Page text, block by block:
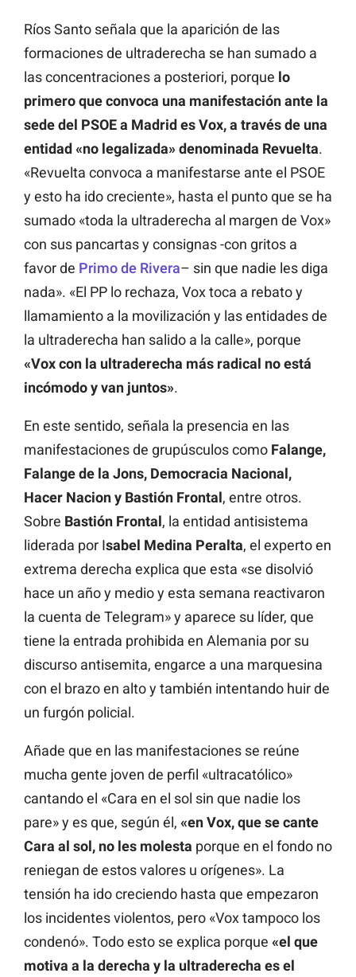
Ríos Santo señala que la aparición de las
formaciones de ultraderecha se han sumado a
las concentraciones a posteriori, porque lo
primero que convoca una manifestación ante la
sede del PSOE a Madrid es Vox, a través de una
entidad «no legalizada» denominada Revuelta.
«Revuelta convoca a manifestarse ante el PSOE
y esto ha ido creciente», hasta el punto que se ha
sumado «toda la ultraderecha al margen de Vox»
con sus pancartas y consignas -con gritos a
favor de Primo de Rivera– sin que nadie les diga
nada». «El PP lo rechaza, Vox toca a rebato y
llamamiento a la movilización y las entidades de
la ultraderecha han salido a la calle», porque
«Vox con la ultraderecha más radical no está
incómodo y van juntos».
En este sentido, señala la presencia en las
manifestaciones de grupúsculos como Falange,
Falange de la Jons, Democracia Nacional,
Hacer Nacion y Bastión Frontal, entre otros.
Sobre Bastión Frontal, la entidad antisistema
liderada por Isabel Medina Peralta, el experto en
extrema derecha explica que esta «se disolvió
hace un año y medio y esta semana reactivaron
la cuenta de Telegram» y aparece su líder, que
tiene la entrada prohibida en Alemania por su
discurso antisemita, engarce a una marquesina
con el brazo en alto y también intentando huir de
un furgón policial.
Añade que en las manifestaciones se reúne
mucha gente joven de perfil «ultracatólico»
cantando el «Cara en el sol sin que nadie los
pare» y es que, según él, «en Vox, que se cante
Cara al sol, no les molesta porque en el fondo no
reniegan de estos valores u orígenes». La
tensión ha ido creciendo hasta que empezaron
los incidentes violentos, pero «Vox tampoco los
condenó». Todo esto se explica porque «el que
motiva a la derecha y la ultraderecha es el